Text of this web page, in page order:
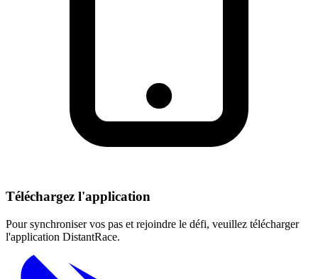
Téléchargez l'application
Pour synchroniser vos pas et rejoindre le défi, veuillez télécharger
l'application DistantRace.